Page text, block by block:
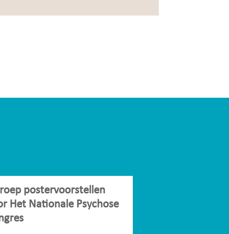
postervoorstellen
Het Nationale Psychose